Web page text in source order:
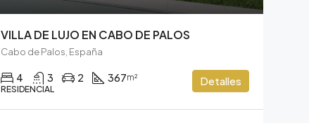
VILLA DE LUJO EN CABO DE PALOS
Cabo de Palos, España
4 3 2 367m²
RESIDENCIAL
Detalles